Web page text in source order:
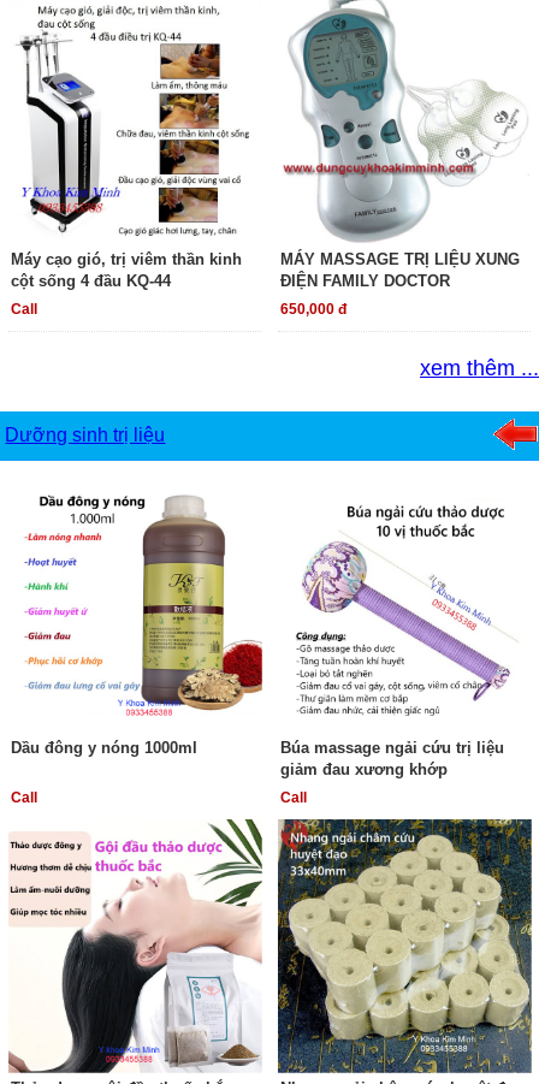
Máy cạo gió, trị viêm thần kinh
cột sống 4 đầu KQ-44
Call
MÁY MASSAGE TRỊ LIỆU XUNG
ĐIỆN FAMILY DOCTOR
650,000 đ
xem thêm ...
Dưỡng sinh trị liệu
Dầu đông y nóng 1000ml
Call
Búa massage ngải cứu trị liệu
giảm đau xương khớp
Call